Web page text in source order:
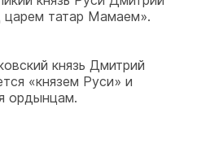
татар Мамаем».
князь Дмитрий
«князем Руси» и
ордынцам.